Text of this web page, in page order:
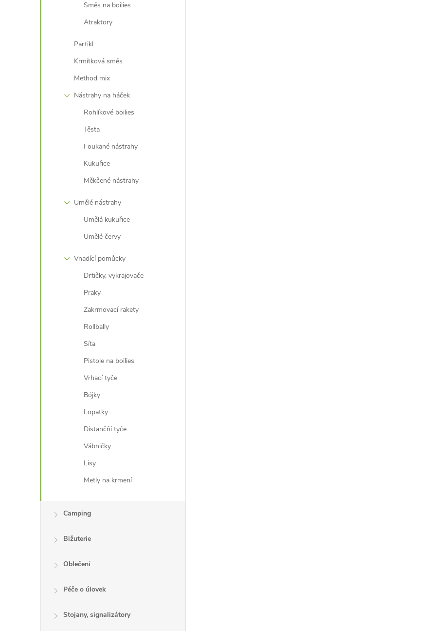
Směs na boilies
Atraktory
Partikl
Krmítková směs
Method mix
Nástrahy na háček
Rohlíkové boilies
Těsta
Foukané nástrahy
Kukuřice
Měkčené nástrahy
Umělé nástrahy
Umělá kukuřice
Umělé červy
Vnadící pomůcky
Drtičky, vykrajovače
Praky
Zakrmovací rakety
Rollbally
Síta
Pistole na boilies
Vrhací tyče
Bójky
Lopatky
Distančňí tyče
Vábničky
Lisy
Metly na krmení
Camping
Bižuterie
Oblečení
Péče o úlovek
Stojany, signalizátory